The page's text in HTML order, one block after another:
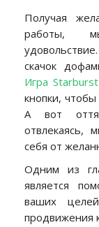
Получая
работы,
скачок
Игра Starburst
кнопки, чтобы
А вот
отвлекаясь,
себя от
Одним из
является
ваших
продвижения